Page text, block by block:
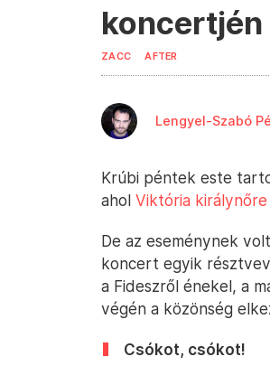
koncertjén
ZACC AFTER
Lengyel-Szabó
Krúbi péntek este
ahol Viktória
De az eseménynek
koncert egyik
a Fideszről énekel, a
végén a közönség
Csókot, csókot!